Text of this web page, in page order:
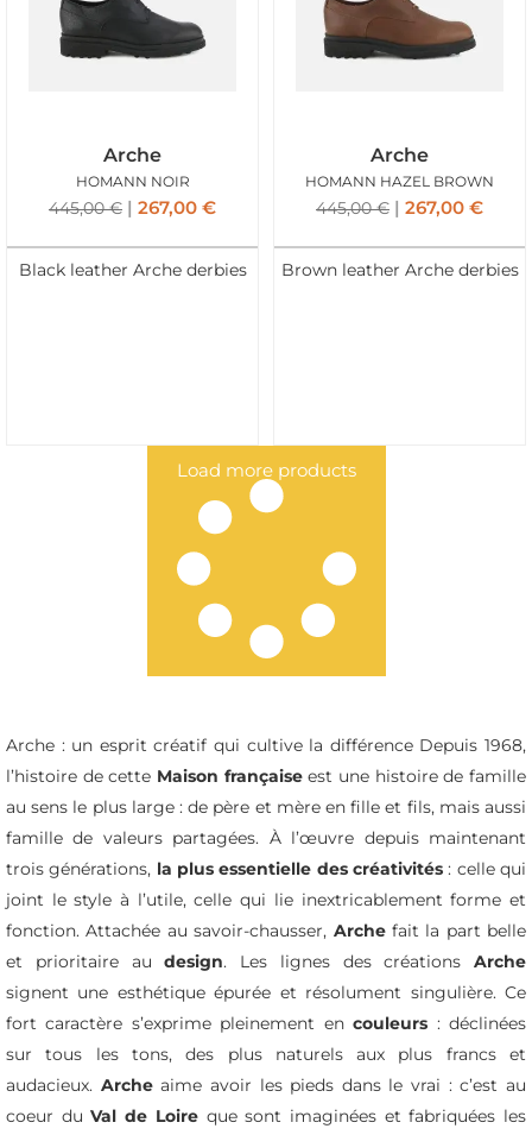
Arche
HOMANN NOIR
445,00€ 267,00 €
Black leather Arche derbies
Arche
HOMANN HAZEL BROWN
445,00€ 267,00 €
Brown leather Arche derbies
Load more products
Arche : un esprit créatif qui cultive la différence Depuis 1968,
l’histoire de cette Maison françaiseest une histoire de famille
au sens le plus large : de père et mère en fille et fils, mais aussi
famille de valeurs partagées. À l’œuvre depuis maintenant
trois générations, la plus essentielle des créativités : celle qui
joint le style à l’utile, celle qui lie inextricablement forme et
fonction. Attachée au savoir-chausser, Archefait la part belle
et prioritaire audesign. Les lignes des créations Arche
signent une esthétique épurée et résolument singulière. Ce
fort caractère s’exprime pleinement encouleurs : déclinées
sur tous les tons, des plus naturels aux plus francs et
audacieux. Archeaime avoir les pieds dans le vrai : c’est au
coeur duVal de Loireque sont imaginées et fabriquées les